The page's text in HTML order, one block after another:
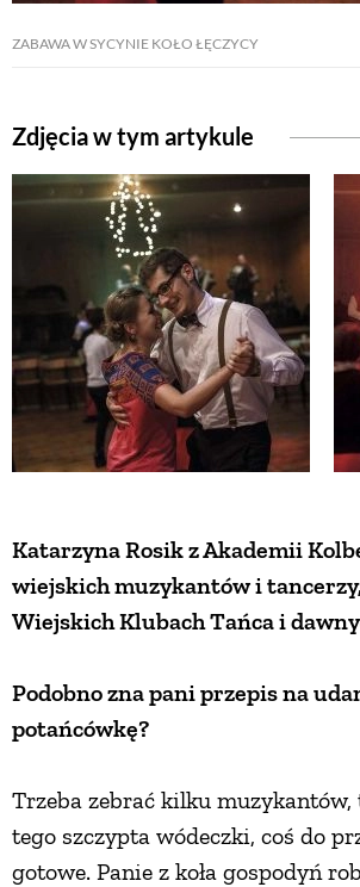
ZABAWA W SYCYNIE KOŁO ŁĘCZYCY
Zdjęcia w tym artykule
Katarzyna Rosik z Akademii
wiejskich muzykantów i
Wiejskich Klubach Tańca i
Podobno zna pani przepis na
potańcówkę?
Trzeba zebrać kilku muzykantów,
tego szczypta wódeczki, coś do
gotowe. Panie z koła gospodyń
NATURALNIE
NATURALNA
DLA DOMU
EKO ŻYCIE
PRZYRODA
ZWIERZĘTA W
RĘKODZIEŁO
RZEMIOSŁO